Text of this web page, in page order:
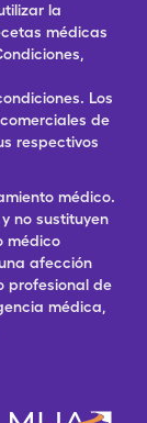
la
médicas
Los
de
respectivos
médico.
no sustituyen
médico
afección
profesional de
médica,